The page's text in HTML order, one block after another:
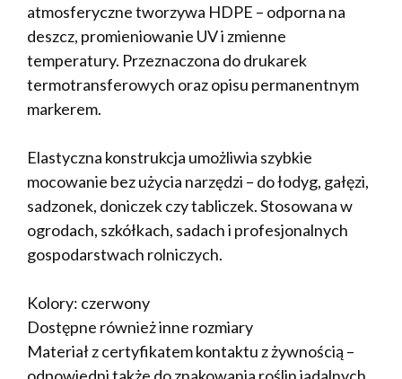
atmosferyczne tworzywa HDPE – odporna na
deszcz, promieniowanie UV i zmienne
temperatury. Przeznaczona do drukarek
termotransferowych oraz opisu permanentnym
markerem.
Elastyczna konstrukcja umożliwia szybkie
mocowanie bez użycia narzędzi – do łodyg, gałęzi,
sadzonek, doniczek czy tabliczek. Stosowana w
ogrodach, szkółkach, sadach i profesjonalnych
gospodarstwach rolniczych.
Kolory: czerwony
Dostępne również inne rozmiary
Materiał z certyfikatem kontaktu z żywnością –
odpowiedni także do znakowania roślin jadalnych